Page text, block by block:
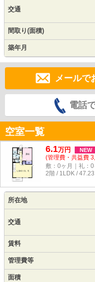
交通
間取り(面積)
築年月
メールで
電話
空室一覧
6.1万円 NEW
(管理費・共益費
敷：0ヶ月｜礼：0
2階 / 1LDK / 47.23
所在地
交通
賃料
管理費等
面積